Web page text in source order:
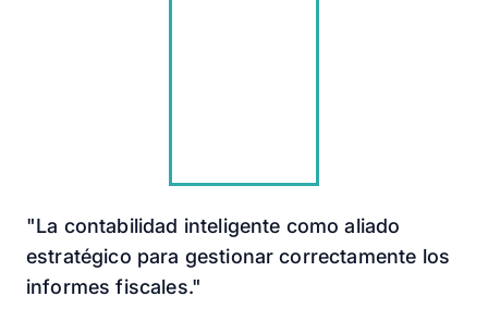
"La contabilidad inteligente como aliado
estratégico para gestionar correctamente los
informes fiscales."